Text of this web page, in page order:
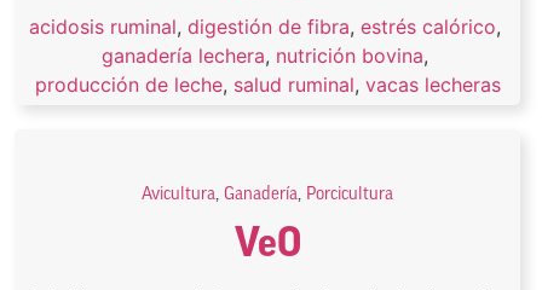
acidosis ruminal, digestión de fibra, estrés calórico,
ganadería lechera, nutrición bovina,
producción de leche, salud ruminal, vacas lecheras
Avicultura, Ganadería, Porcicultura
VeO